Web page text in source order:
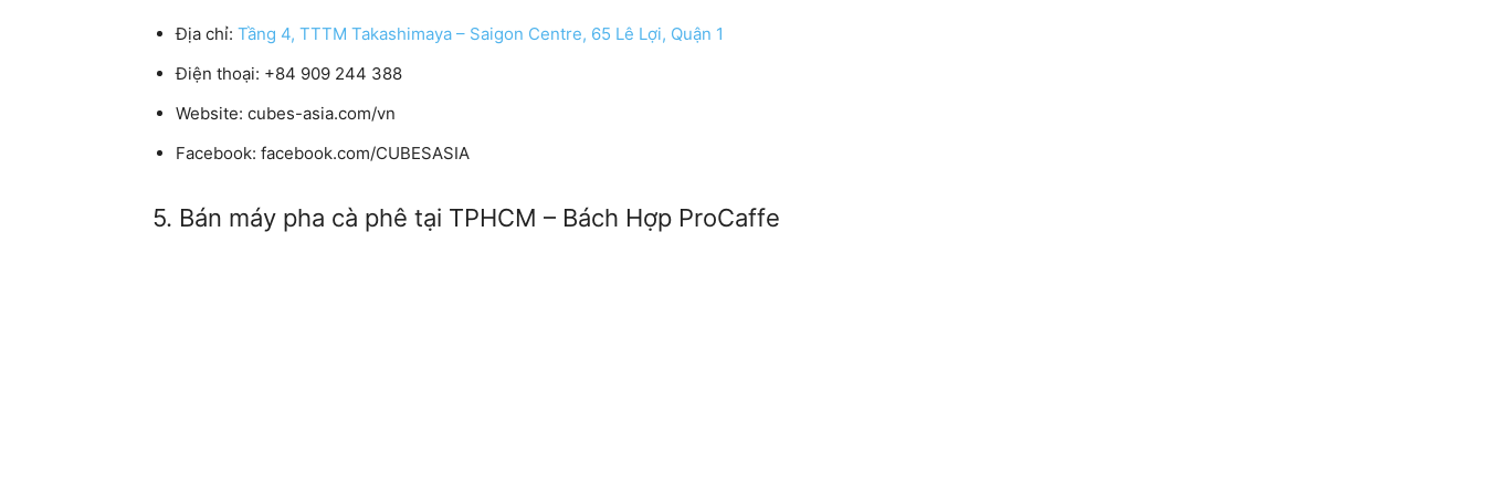
Địa chỉ: Tầng 4, TTTM Takashimaya – Saigon Centre, 65 Lê Lợi, Quận 1
Điện thoại: +84 909 244 388
Website: cubes-asia.com/vn
Facebook: facebook.com/CUBESASIA
5. Bán máy pha cà phê tại TPHCM – Bách Hợp ProCaffe